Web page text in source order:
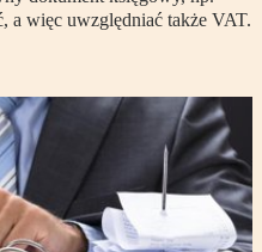
a więc uwzględniać także VAT.